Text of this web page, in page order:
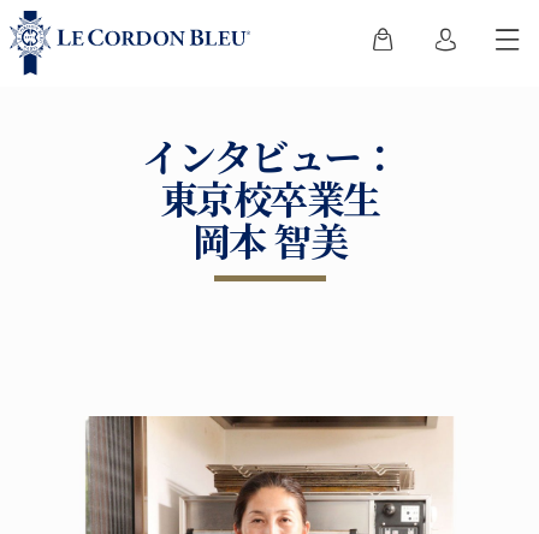
インタビュー：
東京校卒業生
岡本 智美